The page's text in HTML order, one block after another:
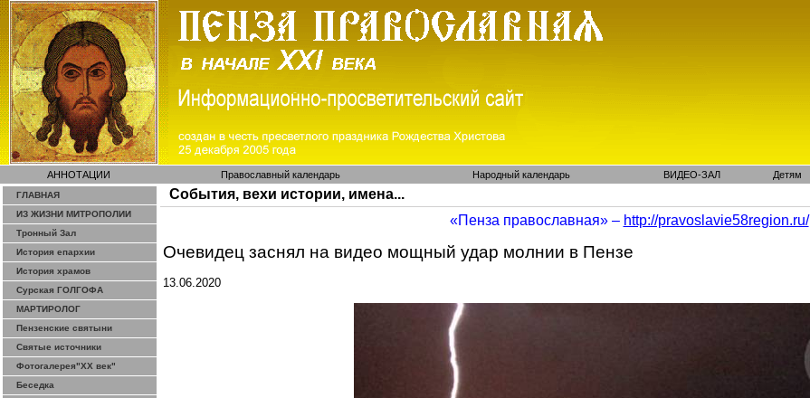
АННОТАЦИИ Православный календарь Народный календарь ВИДЕО-ЗАЛ Детям
ГЛАВНАЯ
ИЗ ЖИЗНИ МИТРОПОЛИИ
Тронный Зал
История епархии
История храмов
Сурская ГОЛГОФА
МАРТИРОЛОГ
Пензенские святыни
Святые источники
Фотогалерея"ХХ век"
Беседка
События, вехи истории, имена...
«Пенза православная» – http://pravoslavie58region.ru/
Очевидец заснял на видео мощный удар молнии в Пензе
13.06.2020